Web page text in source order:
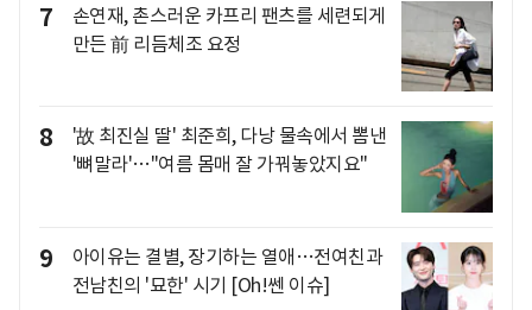
7
손연재, 촌스러운 카프리 팬츠를 세련되게
만든 前 리듬체조 요정
8
'故 최진실 딸' 최준희, 다낭 물속에서 뽐낸
'뼈말라'…"여름 몸매 잘 가꿔놓았지요"
9
아이유는 결별, 장기하는 열애…전여친과
전남친의 '묘한' 시기 [Oh!쎈 이슈]